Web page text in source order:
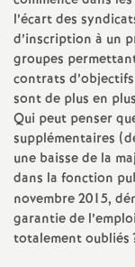
l’écart des
d’inscription à un
groupes
contrats
sont de plus en
Qui peut penser
supplémentaires
une baisse de la
dans la fonction
novembre 2015,
garantie de
totalement oubliés